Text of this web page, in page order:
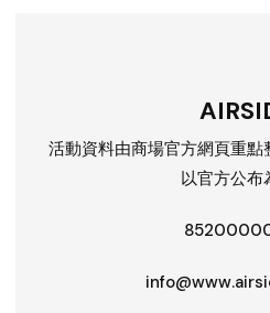
活動資料由商場官方網頁重
以官方公布